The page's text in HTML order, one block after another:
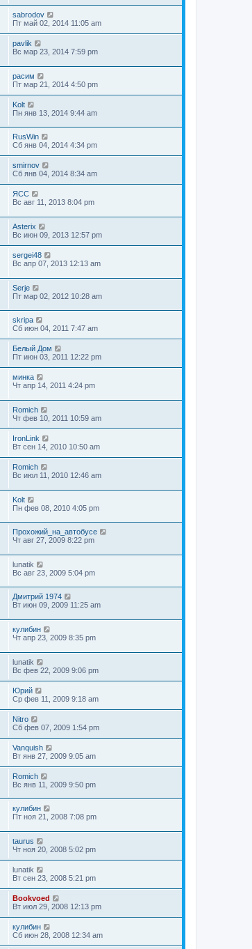
sabrodov
Пт май 02, 2014 11:05 am
pavlik
Вс мар 23, 2014 7:59 pm
расим
Пт мар 21, 2014 4:50 pm
Kolt
Пн янв 13, 2014 9:44 am
RusWin
Сб янв 04, 2014 4:34 pm
smirnov
Сб янв 04, 2014 8:34 am
ЯСС
Вс авг 11, 2013 8:04 pm
Asterix
Вс июн 09, 2013 12:57 pm
sergei48
Вс апр 07, 2013 12:13 am
Serje
Пт мар 02, 2012 10:28 am
skripa
Сб июн 04, 2011 7:47 am
Белый Дом
Пт июн 03, 2011 12:22 pm
минка
Чт апр 14, 2011 4:24 pm
Romich
Чт фев 10, 2011 10:59 am
IronLink
Вт сен 14, 2010 10:50 am
Romich
Вс июл 11, 2010 12:46 am
Kolt
Пн фев 08, 2010 4:05 pm
Прохожий_на_автобусе
Чт авг 27, 2009 8:22 pm
lunatik
Вс авг 23, 2009 5:04 pm
Дмитрий 1974
Вт июн 09, 2009 11:25 am
кулибин
Чт апр 23, 2009 8:35 pm
lunatik
Вс фев 22, 2009 9:06 pm
Юрий
Ср фев 11, 2009 9:18 am
Nitro
Сб фев 07, 2009 1:54 pm
Vanquish
Вт янв 27, 2009 9:05 am
Romich
Вс янв 11, 2009 9:50 pm
кулибин
Пт ноя 21, 2008 7:08 pm
taurus
Чт ноя 20, 2008 5:02 pm
lunatik
Вт сен 23, 2008 5:21 pm
Bookvoed
Вт июл 29, 2008 12:13 pm
кулибин
Сб июн 28, 2008 12:34 am